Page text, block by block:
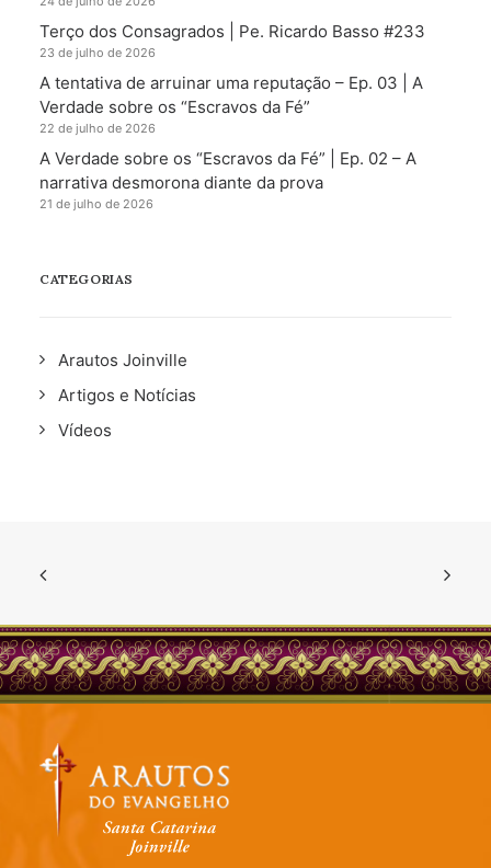
Terço dos Consagrados | Pe. Ricardo Basso #233
23 de julho de 2026
A tentativa de arruinar uma reputação – Ep. 03 | A
Verdade sobre os “Escravos da Fé”
22 de julho de 2026
A Verdade sobre os “Escravos da Fé” | Ep. 02 – A
narrativa desmorona diante da prova
21 de julho de 2026
CATEGORIAS
Arautos Joinville
Artigos e Notícias
Vídeos